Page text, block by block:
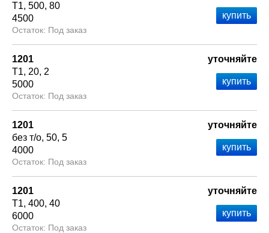
Т1 500 80
4500
Под заказ
1201
Т1 20 2
5000
Под заказ
уточняйте
1201
без т/о 50 5
4000
Под заказ
уточняйте
1201
Т1 400 40
6000
Под заказ
уточняйте